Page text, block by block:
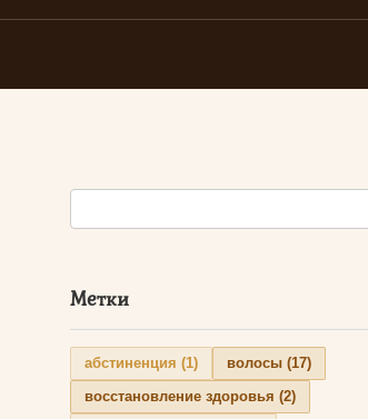
Поиск:
Метки
абстиненция (1) волосы (17)
восстановление здоровья (2)